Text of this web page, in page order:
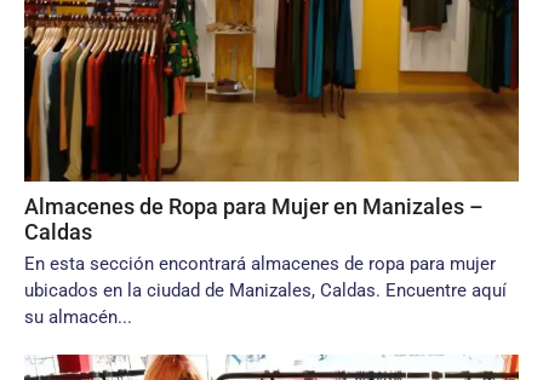
Almacenes de Ropa para Mujer en Manizales –
Caldas
En esta sección encontrará almacenes de ropa para mujer
ubicados en la ciudad de Manizales, Caldas. Encuentre aquí
su almacén...